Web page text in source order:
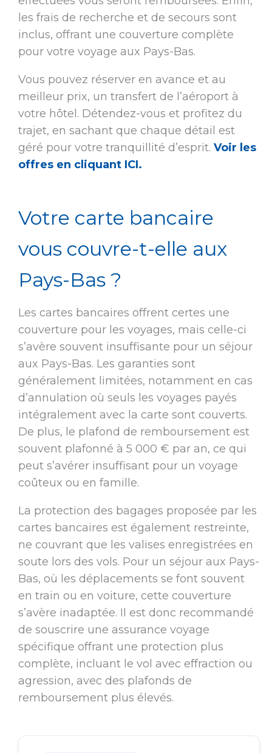
les frais de recherche et de secours sont
inclus, offrant une couverture complète
pour votre voyage aux Pays-Bas.
Vous pouvez réserver en avance et au
meilleur prix, un transfert de l’aéroport à
votre hôtel. Détendez-vous et profitez du
trajet, en sachant que chaque détail est
géré pour votre tranquillité d’esprit. Voir les
offres en cliquant ICI.
Votre carte bancaire
vous couvre-t-elle aux
Pays-Bas ?
Les cartes bancaires offrent certes une
couverture pour les voyages, mais celle-ci
s’avère souvent insuffisante pour un séjour
aux Pays-Bas. Les garanties sont
généralement limitées, notamment en cas
d’annulation où seuls les voyages payés
intégralement avec la carte sont couverts.
De plus, le plafond de remboursement est
souvent plafonné à 5 000 € par an, ce qui
peut s’avérer insuffisant pour un voyage
coûteux ou en famille.
La protection des bagages proposée par les
cartes bancaires est également restreinte,
ne couvrant que les valises enregistrées en
soute lors des vols. Pour un séjour aux Pays-
Bas, où les déplacements se font souvent
en train ou en voiture, cette couverture
s’avère inadaptée. Il est donc recommandé
de souscrire une assurance voyage
spécifique offrant une protection plus
complète, incluant le vol avec effraction ou
agression, avec des plafonds de
remboursement plus élevés.